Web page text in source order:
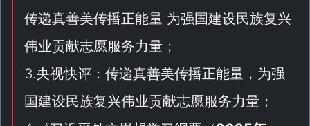
传递真善美传播正能量 为强国建设民族复兴
伟业贡献志愿服务力量；
3.央视快评：传递真善美传播正能量，为强
国建设民族复兴伟业贡献志愿服务力量；